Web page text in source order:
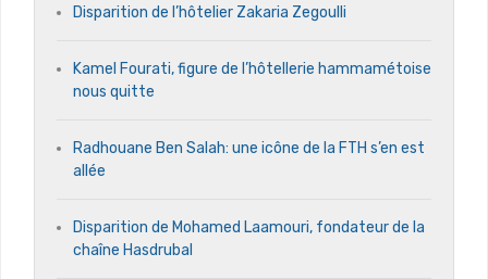
Disparition de l’hôtelier Zakaria Zegoulli
Kamel Fourati, figure de l’hôtellerie hammamétoise
nous quitte
Radhouane Ben Salah: une icône de la FTH s’en est
allée
Disparition de Mohamed Laamouri, fondateur de la
chaîne Hasdrubal